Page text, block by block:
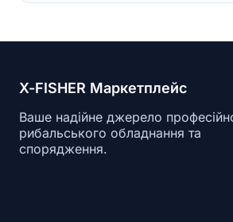
X-FISHER Маркетплейс
Ваше надійне джерело
рибальського обладнання та
спорядження.